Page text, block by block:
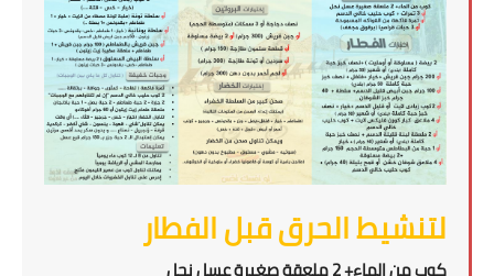
لتنشيط الحرق قبل الفطار